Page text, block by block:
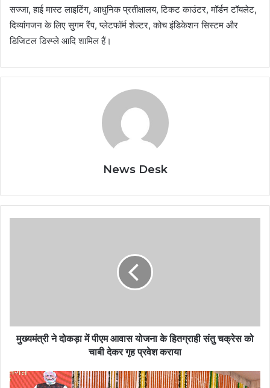
सज्जा, हाई मास्ट लाइटिंग, आधुनिक प्रतीक्षालय, टिकट काउंटर, मॉर्डन टॉयलेट,
दिव्यांगजन के लिए सुगम रैंप, प्लेटफॉर्म शेल्टर, कोच इंडिकेशन सिस्टम और
डिजिटल डिस्प्ले आदि शामिल हैं।
News Desk
मुख्यमंत्री ने दोकड़ा में पीएम आवास योजना के हितग्राही संतु चक्रेस को
चाबी देकर गृह प्रवेश कराया